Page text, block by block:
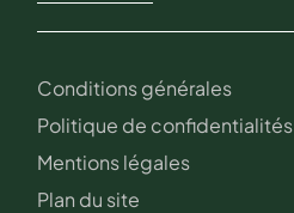
Conditions générales
Politique de confidentialités
Mentions légales
Plan du site